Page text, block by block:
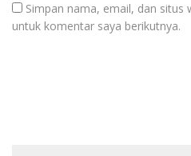
Simpan nama, email, dan situs
untuk komentar saya berikutnya.